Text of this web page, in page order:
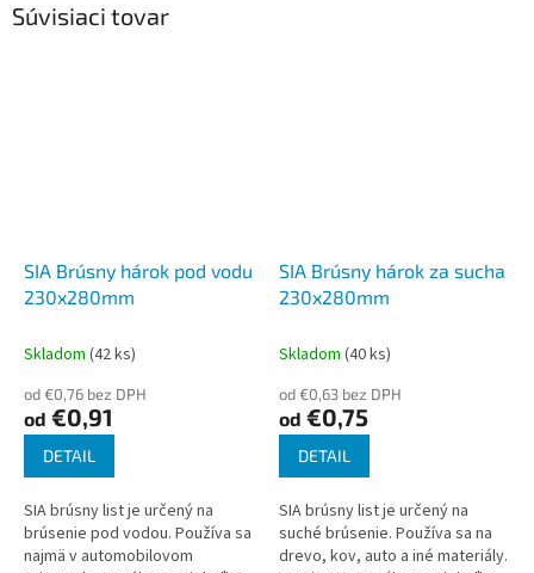
Súvisiaci tovar
SIA Brúsny hárok pod vodu
230x280mm
Skladom (42 ks)
od €0,76 bez DPH
od €0,91
DETAIL
SIA brúsny list je určený na
brúsenie pod vodou. Používa sa
najmä v automobilovom
SIA Brúsny hárok za sucha
230x280mm
Skladom (40 ks)
od €0,63 bez DPH
od €0,75
DETAIL
SIA brúsny list je určený na
suché brúsenie. Používa sa na
drevo, kov, auto a iné materiály.